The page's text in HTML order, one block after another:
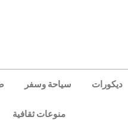
ديكورات سياحة وسفر
منوعات ثقافية